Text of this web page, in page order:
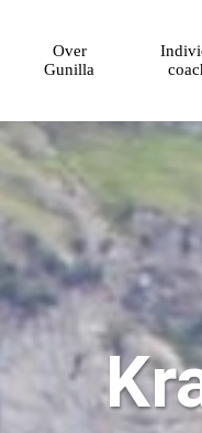
Over
Gunilla